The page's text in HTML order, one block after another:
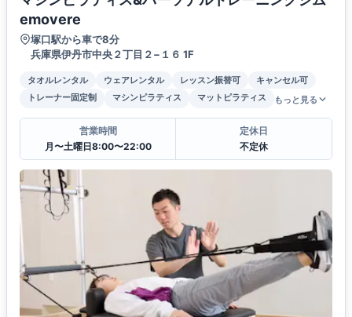
emovere
塚口駅から車で8分
兵庫県伊丹市中央２丁目２−１６ 1F
タオルレンタル ウェアレンタル レッスン振替可
キャンセル可
トレーナー固定制
マシンピラティス マットピラティス もっと見る
営業時間
月〜土曜日8:00〜22:00
定休日
不定休